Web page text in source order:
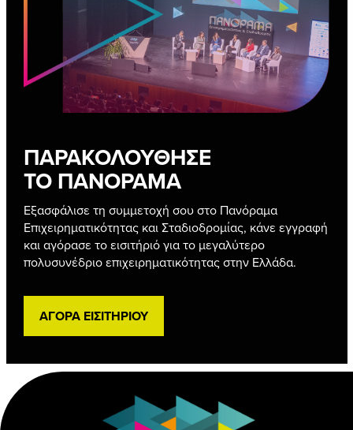
ΠΑΡΑΚΟΛΟΥΘΗΣΕ
ΤΟ ΠΑΝΟΡΑΜΑ
Εξασφάλισε τη συμμετοχή σου στο Πανόραμα
Επιχειρηματικότητας και Σταδιοδρομίας, κάνε εγγραφή
και αγόρασε το εισιτήριό για το μεγαλύτερο
πολυσυνέδριο επιχειρηματικότητας στην Ελλάδα.
ΑΓΟΡΑ ΕΙΣΙΤΗΡΙΟΥ